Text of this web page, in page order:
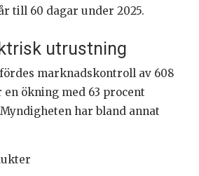
till 60 dagar under 2025.
utrustning
marknadskontroll av 608
ökning med 63 procent
har bland annat